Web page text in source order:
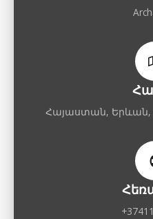
Հայաստան, Երևան,